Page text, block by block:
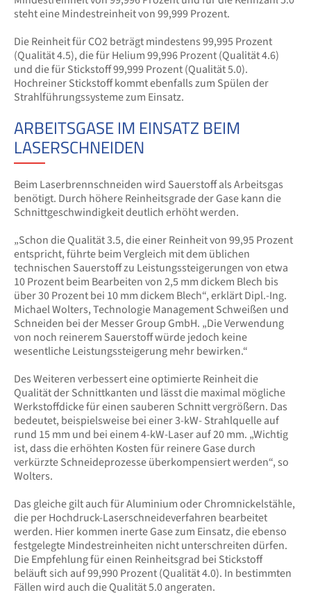
steht eine Mindestreinheit von 99,999 Prozent.
Die Reinheit für CO2 beträgt mindestens 99,995 Prozent
(Qualität 4.5), die für Helium 99,996 Prozent (Qualität 4.6)
und die für Stickstoff 99,999 Prozent (Qualität 5.0).
Hochreiner Stickstoff kommt ebenfalls zum Spülen der
Strahlführungssysteme zum Einsatz.
ARBEITSGASE IM EINSATZ BEIM
LASERSCHNEIDEN
Beim Laserbrennschneiden wird Sauerstoff als Arbeitsgas
benötigt. Durch höhere Reinheitsgrade der Gase kann die
Schnittgeschwindigkeit deutlich erhöht werden.
„Schon die Qualität 3.5, die einer Reinheit von 99,95 Prozent
entspricht, führte beim Vergleich mit dem üblichen
technischen Sauerstoff zu Leistungssteigerungen von etwa
10 Prozent beim Bearbeiten von 2,5 mm dickem Blech bis
über 30 Prozent bei 10 mm dickem Blech“, erklärt Dipl.-Ing.
Michael Wolters, Technologie Management Schweißen und
Schneiden bei der Messer Group GmbH. „Die Verwendung
von noch reinerem Sauerstoff würde jedoch keine
wesentliche Leistungssteigerung mehr bewirken.“
Des Weiteren verbessert eine optimierte Reinheit die
Qualität der Schnittkanten und lässt die maximal mögliche
Werkstoffdicke für einen sauberen Schnitt vergrößern. Das
bedeutet, beispielsweise bei einer 3-kW- Strahlquelle auf
rund 15 mm und bei einem 4-kW-Laser auf 20 mm. „Wichtig
ist, dass die erhöhten Kosten für reinere Gase durch
verkürzte Schneideprozesse überkompensiert werden“, so
Wolters.
Das gleiche gilt auch für Aluminium oder Chromnickelstähle,
die per Hochdruck-Laserschneideverfahren bearbeitet
werden. Hier kommen inerte Gase zum Einsatz, die ebenso
festgelegte Mindestreinheiten nicht unterschreiten dürfen.
Die Empfehlung für einen Reinheitsgrad bei Stickstoff
beläuft sich auf 99,990 Prozent (Qualität 4.0). In bestimmten
Fällen wird auch die Qualität 5.0 angeraten.